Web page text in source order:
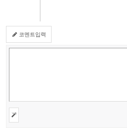
코멘트입력